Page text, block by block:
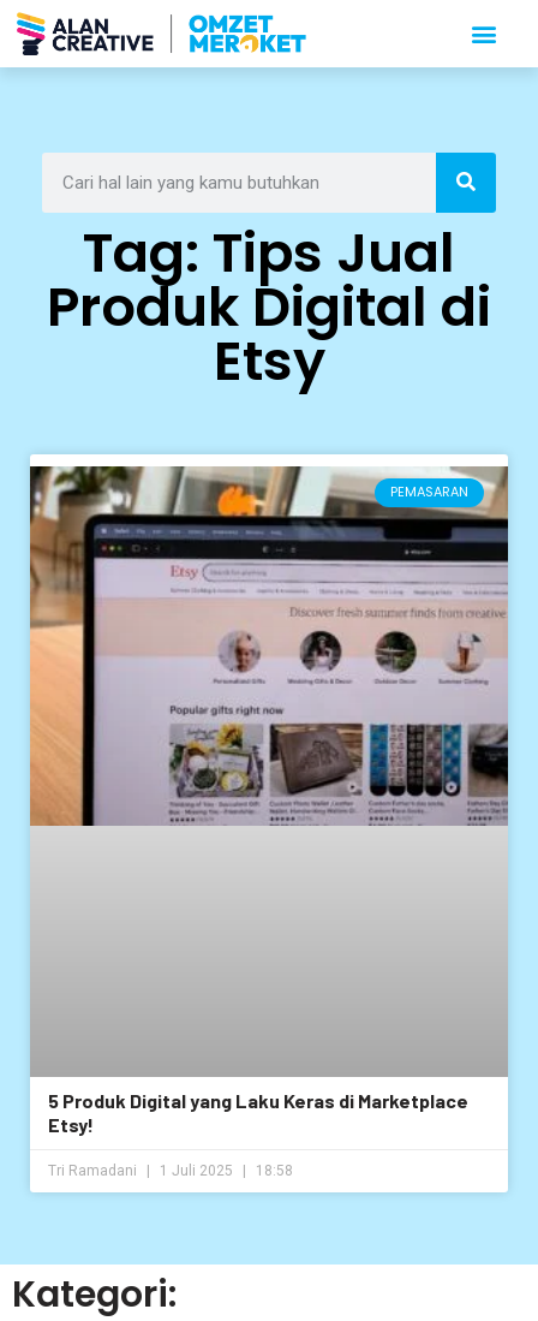
Tag: Tips Jual
Produk Digital di
Etsy
PEMASARAN
5 Produk Digital yang Laku Keras di Marketplace
Etsy!
Tri Ramadani 1 Juli 2025 18:58
Kategori: